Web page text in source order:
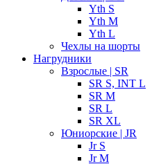
Yth S
Yth M
Yth L
Чехлы на шорты
Нагрудники
Взрослые | SR
SR S, INT L
SR M
SR L
SR XL
Юниорские | JR
Jr S
Jr M